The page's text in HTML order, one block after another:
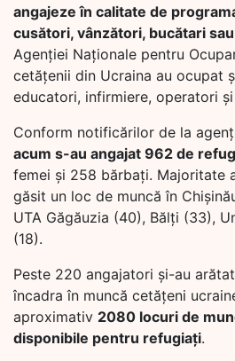
angajeze în calitate de
cusători, vânzători, bucătari
Agenției Naționale pentru
cetățenii din Ucraina au ocupat
educatori, infirmiere, operatori și
Conform notificărilor de la
acum s-au angajat 962 de
femei și 258 bărbați. Majoritate
găsit un loc de muncă în
UTA Găgăuzia (40), Bălți (33),
(18).
Peste 220 angajatori și-au
încadra în muncă cetățeni
aproximativ 2080 locuri de
disponibile pentru refugiați.